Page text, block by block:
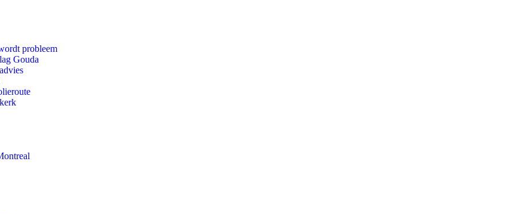
probleem
Gouda